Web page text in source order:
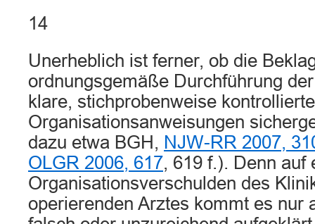
14
Unerheblich ist ferner, ob die
ordnungsgemäße Durchführung
klare, stichprobenweise kontrollierte
Organisationsanweisungen
dazu etwa BGH, NJW-RR 2007,
OLGR 2006, 617, 619 f.). Denn auf
Organisationsverschulden des
operierenden Arztes kommt es nur